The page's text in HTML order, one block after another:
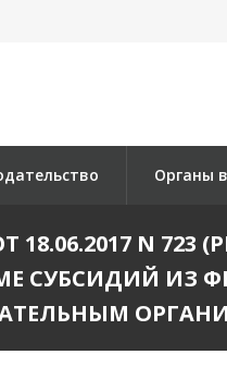
Органы
N 723
СУБСИДИЙ ИЗ